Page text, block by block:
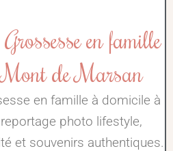
en famille
de Marsan
en famille à domicile à
photo lifestyle,
et souvenirs authentiques.